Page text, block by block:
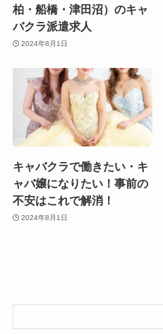
柏・船橋・津田沼）のキャ
バクラ派遣求人
2024年8月1日
キャバクラで働きたい・キ
ャバ嬢になりたい！事前の
不安はこれで解消！
2024年8月1日